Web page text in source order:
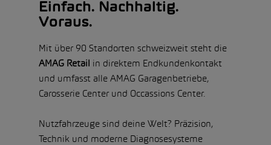
Einfach. Nachhaltig.
Voraus.
Mit über 90 Standorten schweizweit steht die
AMAG Retail in direktem Endkundenkontakt
und umfasst alle AMAG Garagenbetriebe,
Carosserie Center und Occassions Center.
Nutzfahrzeuge sind deine Welt? Präzision,
Technik und moderne Diagnosesysteme